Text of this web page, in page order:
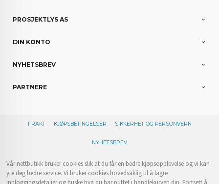
PROSJEKTLYS AS
DIN KONTO
NYHETSBREV
PARTNERE
FRAKT KJØPSBETINGELSER SIKKERHET OG PERSONVERN
NYHETSBREV
Vår nettbutikk bruker cookies slik at du får en bedre kjøpsopplevelse og vi kan
yte deg bedre service. Vi bruker cookies hovedsaklig til å lagre